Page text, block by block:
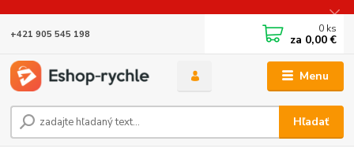
Menu
Hľadať
+421 905 545 198 0 ks
za 0,00 €